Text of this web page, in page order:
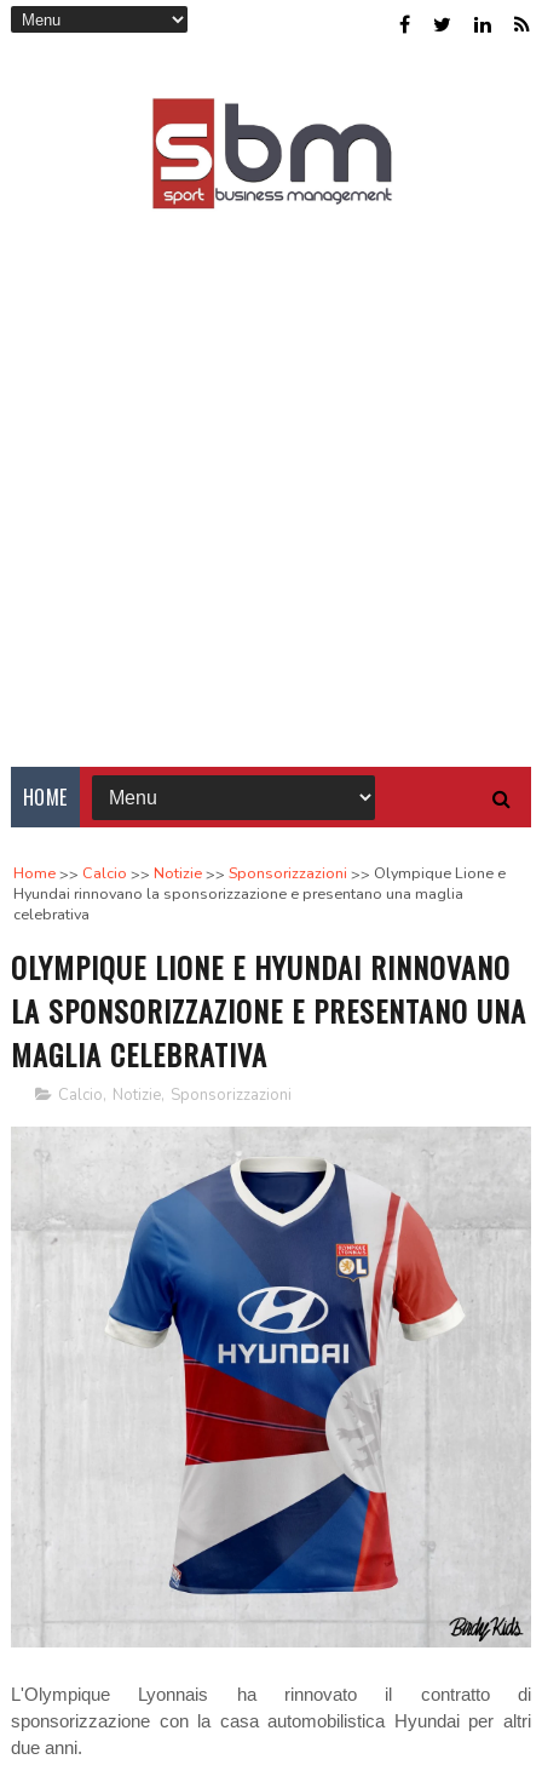
HOME
Home Calcio Notizie Sponsorizzazioni
Olympique Lione e
Hyundai rinnovano la sponsorizzazione e presentano una maglia
celebrativa
OLYMPIQUE LIONE E HYUNDAI RINNOVANO
LA SPONSORIZZAZIONE E PRESENTANO UNA
MAGLIA CELEBRATIVA
Calcio, Notizie, Sponsorizzazioni
L'Olympique Lyonnais ha rinnovato il contratto di
sponsorizzazione con la casa automobilistica Hyundai per altri
due anni.